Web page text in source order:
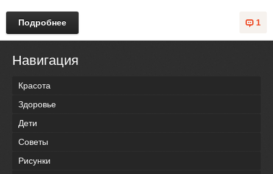
1
Подробнее
Навигация
Красота
Здоровье
Дети
Советы
Рисунки